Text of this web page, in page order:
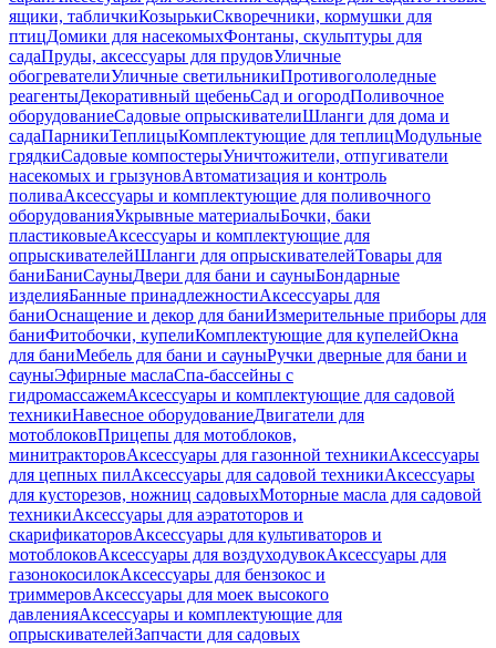
ящики, табличкиКозырькиСкворечники, кормушки для
птицДомики для насекомыхФонтаны, скульптуры для
садаПруды, аксессуары для прудовУличные
обогревателиУличные светильникиПротивогололедные
реагентыДекоративный щебеньСад и огородПоливочное
оборудованиеСадовые опрыскивателиШланги для дома и
садаПарникиТеплицыКомплектующие для теплицМодульные
грядкиСадовые компостерыУничтожители, отпугиватели
насекомых и грызуновАвтоматизация и контроль
поливаАксессуары и комплектующие для поливочного
оборудованияУкрывные материалыБочки, баки
пластиковыеАксессуары и комплектующие для
опрыскивателейШланги для опрыскивателейТовары для
баниБаниСауныДвери для бани и сауныБондарные
изделияБанные принадлежностиАксессуары для
баниОснащение и декор для баниИзмерительные приборы для
баниФитобочки, купелиКомплектующие для купелейОкна
для баниМебель для бани и сауныРучки дверные для бани и
сауныЭфирные маслаСпа-бассейны с
гидромассажемАксессуары и комплектующие для садовой
техникиНавесное оборудованиеДвигатели для
мотоблоковПрицепы для мотоблоков,
минитракторовАксессуары для газонной техникиАксессуары
для цепных пилАксессуары для садовой техникиАксессуары
для кусторезов, ножниц садовыхМоторные масла для садовой
техникиАксессуары для аэратоторов и
скарификаторовАксессуары для культиваторов и
мотоблоковАксессуары для воздуходувокАксессуары для
газонокосилокАксессуары для бензокос и
триммеровАксессуары для моек высокого
давленияАксессуары и комплектующие для
опрыскивателейЗапчасти для садовых